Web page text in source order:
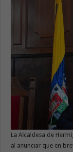
La Alcaldesa de
al anunciar que en